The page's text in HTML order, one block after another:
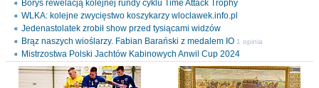
Borys rewelacją kolejnej rundy cyklu Time Attack Trophy
WLKA: kolejne zwycięstwo koszykarzy wloclawek.info.pl
Jedenastolatek zrobił show przed tysiącami widzów
Brąz naszych wioślarzy. Fabian Barański z medalem IO 1 opinia
Mistrzostwa Polski Jachtów Kabinowych Anwil Cup 2024